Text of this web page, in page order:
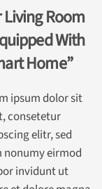
Living Room
With
Home”
ipsum dolor sit
consetetur
elitr, sed
nonumy eirmod
invidunt ut